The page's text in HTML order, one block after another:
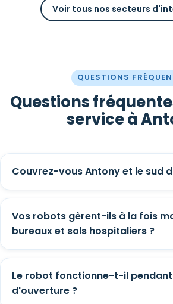
Voir tous nos secteurs
QUESTIONS
Questions
service à
Couvrez-vous Antony et le sud
Vos robots gèrent-ils à la fois
bureaux et sols hospitaliers ?
Le robot fonctionne-t-il pendant
d'ouverture ?